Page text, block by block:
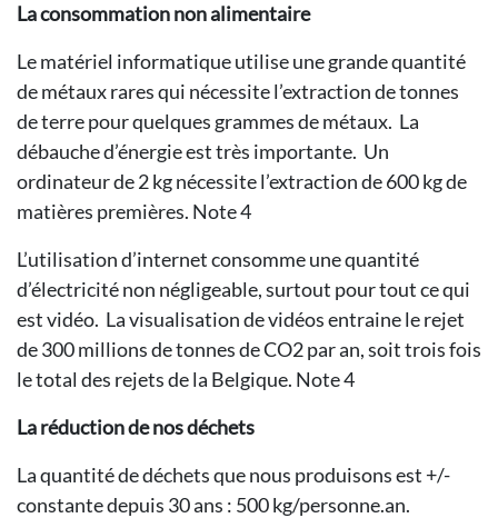
La consommation non alimentaire
Le matériel informatique utilise une grande quantité
de métaux rares qui nécessite l’extraction de tonnes
de terre pour quelques grammes de métaux. La
débauche d’énergie est très importante. Un
ordinateur de 2 kg nécessite l’extraction de 600 kg de
matières premières. Note 4
L’utilisation d’internet consomme une quantité
d’électricité non négligeable, surtout pour tout ce qui
est vidéo. La visualisation de vidéos entraine le rejet
de 300 millions de tonnes de CO2 par an, soit trois fois
le total des rejets de la Belgique. Note 4
La réduction de nos déchets
La quantité de déchets que nous produisons est +/-
constante depuis 30 ans : 500 kg/personne.an.